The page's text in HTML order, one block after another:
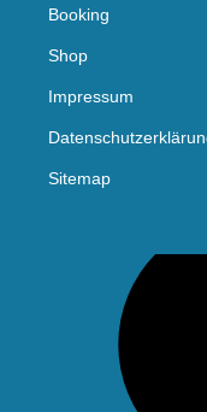
Booking
Shop
Impressum
Sitemap